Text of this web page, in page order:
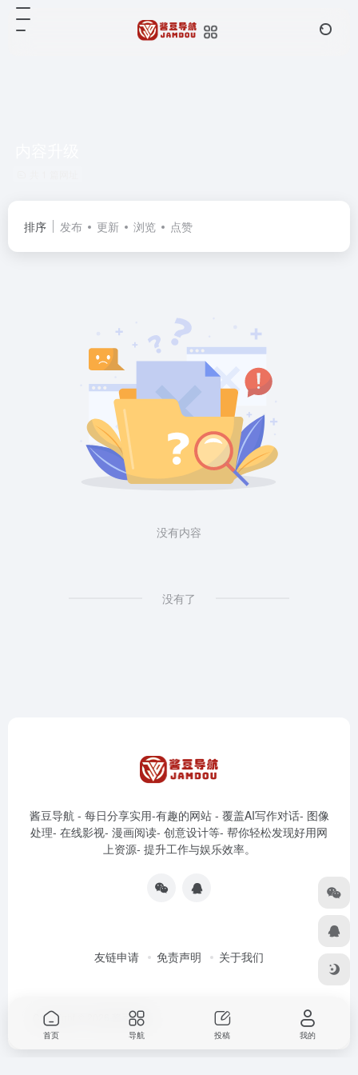
排序 发布 更新 浏览 点赞
没有内容
没有了
酱豆导航 - 每日分享实用-有趣的网站 - 覆盖AI写作对话- 图像
处理- 在线影视- 漫画阅读- 创意设计等- 帮你轻松发现好用网
上资源- 提升工作与娱乐效率。
友链申请 免责声明 关于我们
Copyright © 2026 酱豆导航
首页 导航 投稿 我的